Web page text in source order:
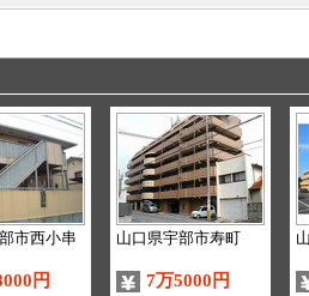
市西小串
円
山口県宇部市寿町
7万5000円